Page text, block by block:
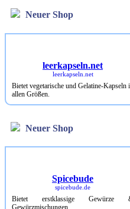
Neuer Shop
leerkapseln.net
Bietet vegetarische und Gelatine-Kapseln in
allen Größen.
Bietet erstklassige Gewürze &
Gewürzmischungen